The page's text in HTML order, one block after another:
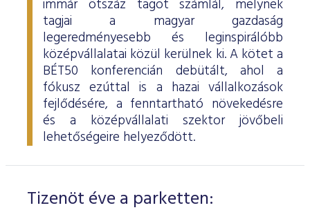
immár ötszáz tagot számlál, melynek
tagjai a magyar gazdaság
legeredményesebb és leginspirálóbb
középvállalatai közül kerülnek ki. A kötet a
BÉT50 konferencián debütált, ahol a
fókusz ezúttal is a hazai vállalkozások
fejlődésére, a fenntartható növekedésre
és a középvállalati szektor jövőbeli
lehetőségeire helyeződött.
Tizenöt éve a parketten: